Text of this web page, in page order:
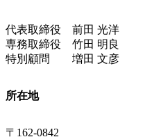
代表取締役 前田 光洋
専務取締役 竹田 明良
特別顧問 増田 文彦
所在地
〒162-0842